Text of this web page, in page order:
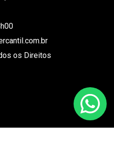
os Direitos